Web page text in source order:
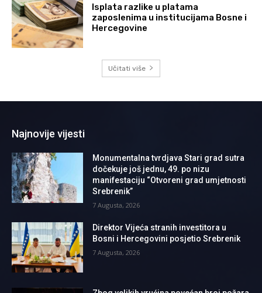
Isplata razlike u platama
zaposlenima u institucijama Bosne i
Hercegovine
Učitati više
Najnovije vijesti
Monumentalna tvrdjava Stari grad sutra
dočekuje još jednu, 49. po nizu
manifestaciju “Otvoreni grad umjetnosti
Srebrenik”
7 Augusta, 2026
Direktor Vijeća stranih investitora u
Bosni i Hercegovini posjetio Srebrenik
7 Augusta, 2026